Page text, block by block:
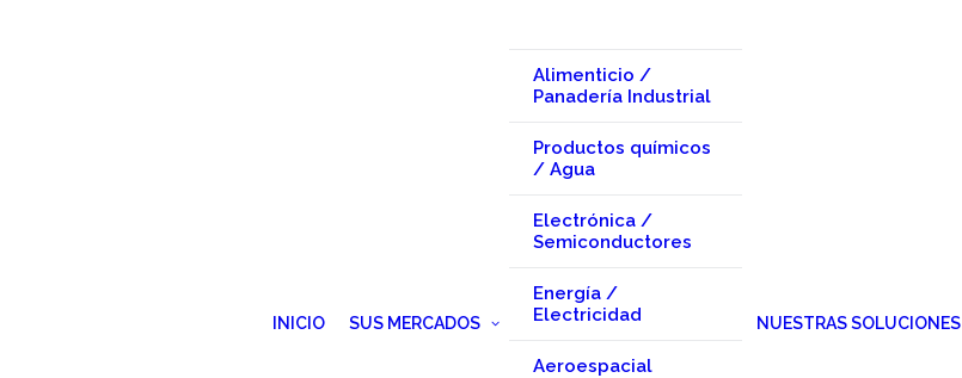
INICIO SUS MERCADOS
Alimenticio /
Panadería Industrial
Productos químicos
/ Agua
Electrónica /
Semiconductores
Energía /
Electricidad
Aeroespacial
NUESTRAS SOLUCIONES